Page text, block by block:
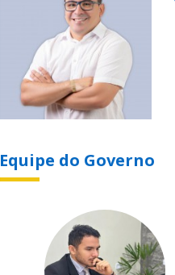
Equipe do Governo